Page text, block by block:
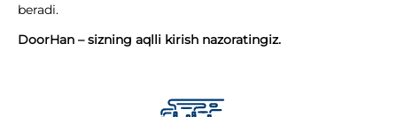
beradi.
DoorHan – sizning aqlli kirish nazoratingiz.